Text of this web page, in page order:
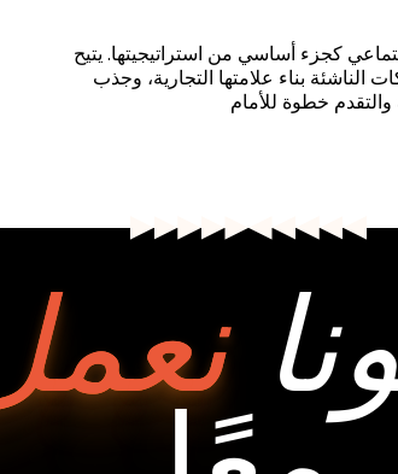
كجزء أساسي من استراتيجيتها. يتيح
الناشئة بناء علامتها التجارية، وجذب
والتقدم خطوة للأمام